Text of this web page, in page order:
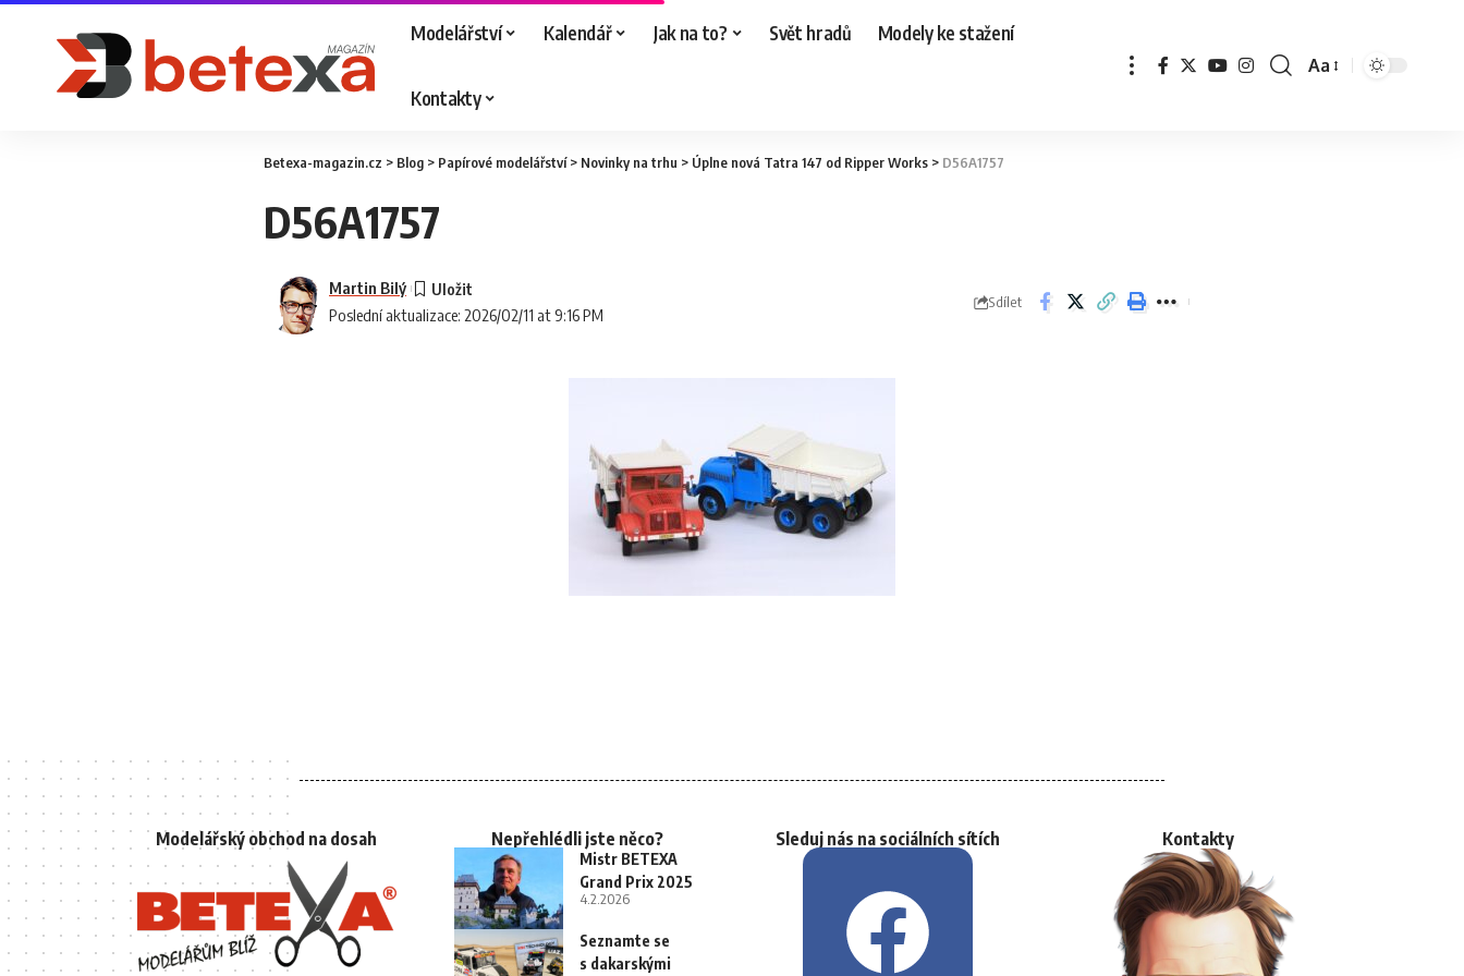
Modelářství Kalendář Jak na to? Svět hradů Modely ke stažení
Kontakty
Aa
Betexa-magazin.cz > Blog > Papírové modelářství> Novinky na trhu > Úplne nová Tatra 147 od Ripper Works > D56A1757
D56A1757
Poslední aktualizace: 2026/02/11 at 9:16 PM
Martin Bilý
Sdílet
Modelářský obchod na dosah Nepřehlédli jste něco?
Mistr BETEXA
Grand Prix 2025
4.2.2026
Seznamte se
s dakarskými
Sleduj nás na sociálních sítích Kontakty